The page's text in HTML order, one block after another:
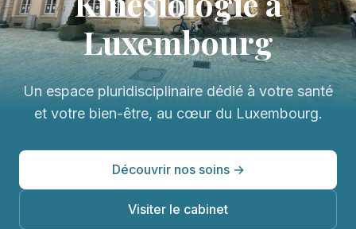
Luxembourg
Un espace pluridisciplinaire dédié à votre santé
et votre bien-être, au cœur du Luxembourg.
Découvrir nos soins →
Visiter le cabinet